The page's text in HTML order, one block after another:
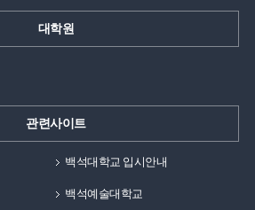
대학원
관련사이트
백석대학교 입시안내
백석예술대학교